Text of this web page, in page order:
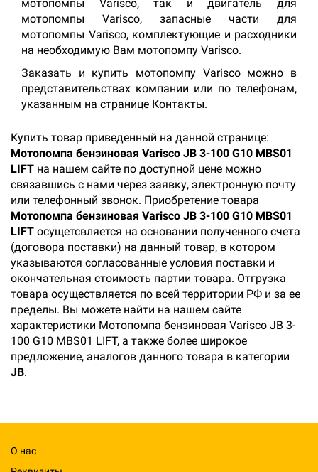
мотопомпы Varisco, так и двигатель для
мотопомпы Varisco, запасные части для
мотопомпы Varisco, комплектующие и расходники
на необходимую Вам мотопомпу Varisco.
Заказать и купить мотопомпу Varisco можно в
представительствах компании или по телефонам,
указанным на странице Контакты.
Купить товар приведенный на данной странице:
Мотопомпа бензиновая Varisco JB 3-100 G10 MBS01
LIFT на нашем сайте по доступной цене можно
связавшись с нами через заявку, электронную почту
или телефонный звонок. Приобретение товара
Мотопомпа бензиновая Varisco JB 3-100 G10 MBS01
LIFT осущетсвляется на основании полученного счета
(договора поставки) на данный товар, в котором
указываются согласованные условия поставки и
окончательная стоимость партии товара. Отгрузка
товара осуществляется по всей территории РФ и за ее
пределы. Вы можете найти на нашем сайте
характеристики Мотопомпа бензиновая Varisco JB 3-
100 G10 MBS01 LIFT, а также более широкое
предложение, аналогов данного товара в категории
JB.
О нас